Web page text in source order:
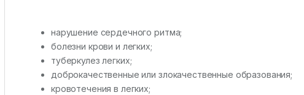
нарушение сердечного ритма;
болезни крови и легких;
туберкулез легких;
доброкачественные или злокачественные образования;
кровотечения в легких;